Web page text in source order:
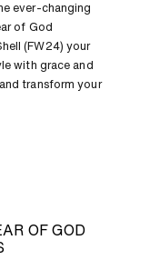
ever-changing
of God
(FW24) your
with grace and
transform your
OF GOD